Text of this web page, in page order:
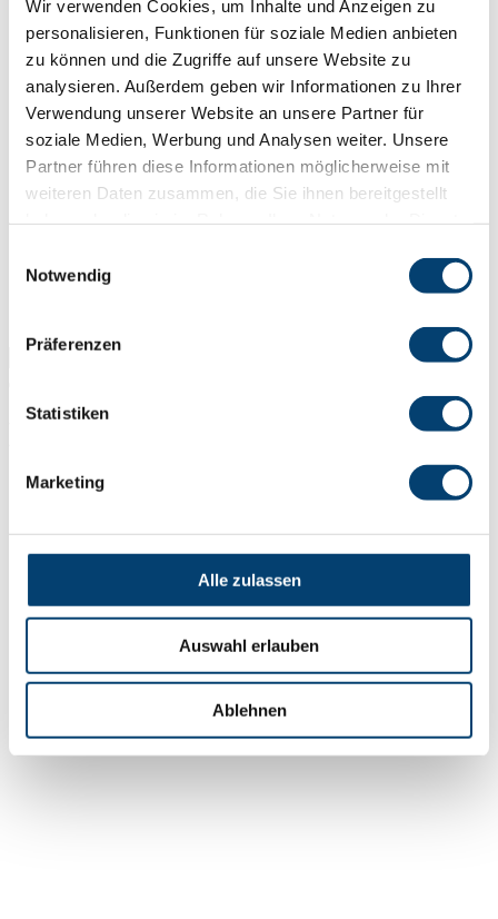
Wir verwenden Cookies, um Inhalte und Anzeigen zu
personalisieren, Funktionen für soziale Medien anbieten
zu können und die Zugriffe auf unsere Website zu
analysieren. Außerdem geben wir Informationen zu Ihrer
Verwendung unserer Website an unsere Partner für
soziale Medien, Werbung und Analysen weiter. Unsere
Partner führen diese Informationen möglicherweise mit
weiteren Daten zusammen, die Sie ihnen bereitgestellt
Notwendig
Präferenzen
Statistiken
Marketing
Alle zulassen
Auswahl erlauben
Ablehnen
Greifer und Zangen
C-Haken
Sonderlösungen